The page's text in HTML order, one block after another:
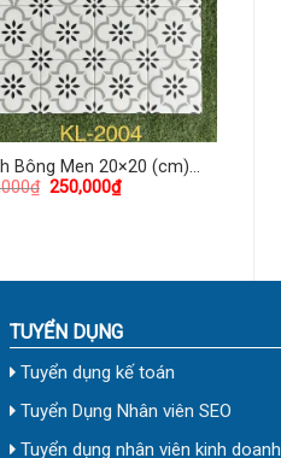
Bông Men 20×20 (cm)
2004
₫ 250,000₫
TUYỂN DỤNG
Tuyển dụng kế toán
Tuyển Dụng Nhân viên SEO
Tuyển dụng nhân viên kinh doanh